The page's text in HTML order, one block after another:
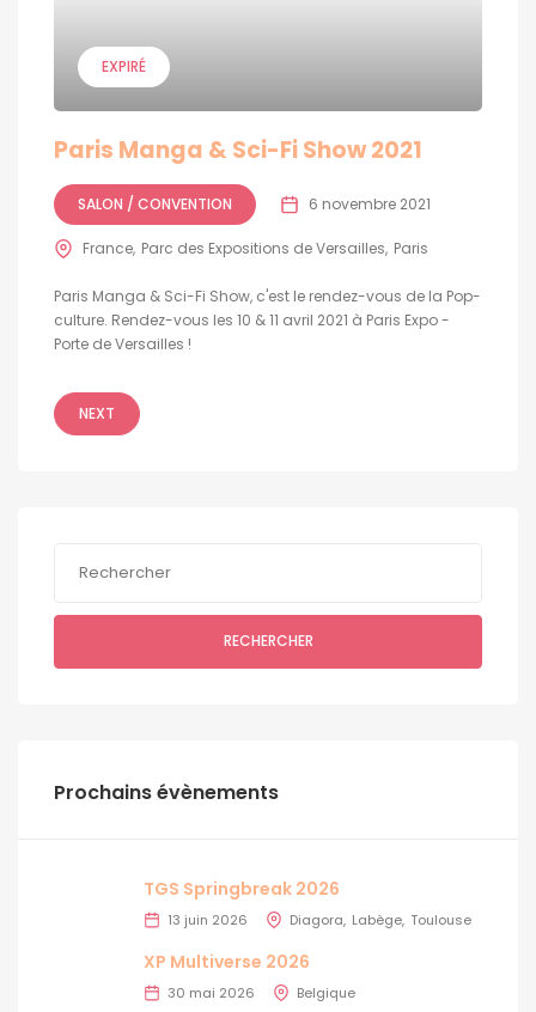
EXPIRÉ
Paris Manga & Sci-Fi Show 2021
SALON / CONVENTION 6 novembre 2021
France Parc des Expositions de Versailles Paris
Paris Manga & Sci-Fi Show, c'est le rendez-vous de la Pop-
culture. Rendez-vous les 10 & 11 avril 2021 à Paris Expo -
Porte de Versailles !
NEXT
RECHERCHER
Prochains évènements
TGS Springbreak 2026
13 juin 2026 Diagora Labège Toulouse
XP Multiverse 2026
30 mai 2026 Belgique